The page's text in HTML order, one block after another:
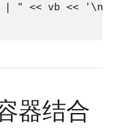
" << vb << '\n';
器结合